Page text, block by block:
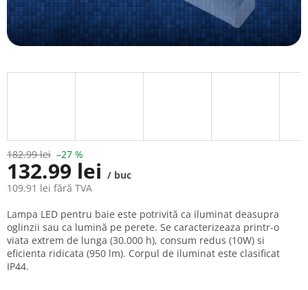
182.99 lei –27 %
132.99 lei / buc
109.91 lei fără TVA
preţ:
Lampa LED pentru baie este potrivită ca iluminat deasupra
oglinzii sau ca lumină pe perete. Se caracterizeaza printr-o
viata extrem de lunga (30.000 h), consum redus (10W) si
eficienta ridicata (950 lm). Corpul de iluminat este clasificat
IP44.